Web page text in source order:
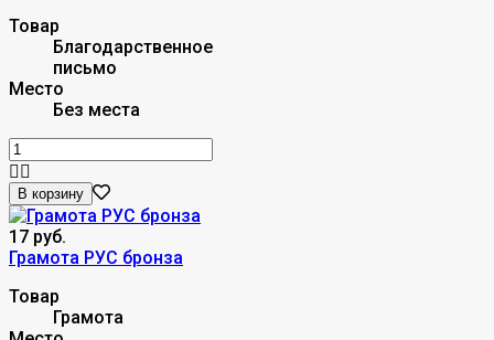
Товар
Благодарственное
письмо
Место
Без места
В корзину
17 руб.
Грамота РУС бронза
Товар
Грамота